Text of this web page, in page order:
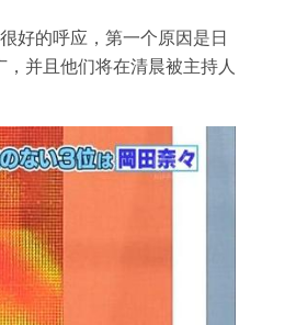
好的呼应，第一个原因是日
并且他们将在清晨被主持人